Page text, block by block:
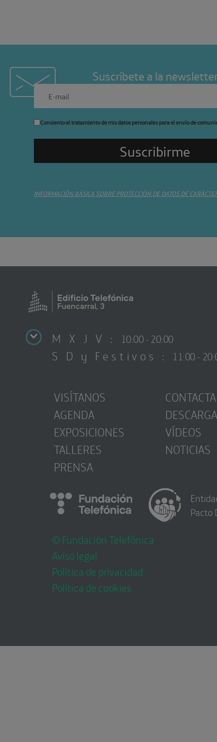
Suscríbete a la
Consiento el tratamiento de mis datos personales para el envío de
INFORMACIÓN BÁSICA SOBRE PROTECCIÓN DE DATOS DE
M X J V : 10:00 - 20:00
S D y Festivos : 11:00 -
VISÍTANOS
AGENDA
EXPOSICIONES
TALLERES
PRENSA
CONTACTA
VÍDEOS
NOTICIAS
© Fundación Telefónica
Aviso legal
Política de privacidad
Política de cookies
Pacto